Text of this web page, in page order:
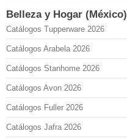
Belleza y Hogar (México)
Catálogos Tupperware 2026
Catálogos Arabela 2026
Catálogos Stanhome 2026
Catálogos Avon 2026
Catálogos Fuller 2026
Catálogos Jafra 2026